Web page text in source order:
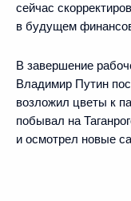
сейчас
в будущем
В завершение
Владимир Путин
возложил цветы к
побывал на
и осмотрел новые